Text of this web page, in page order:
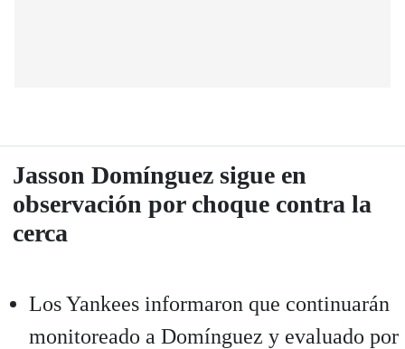
Jasson Domínguez sigue en
observación por choque contra la
cerca
Los Yankees informaron que continuarán
monitoreado a Domínguez y evaluado por